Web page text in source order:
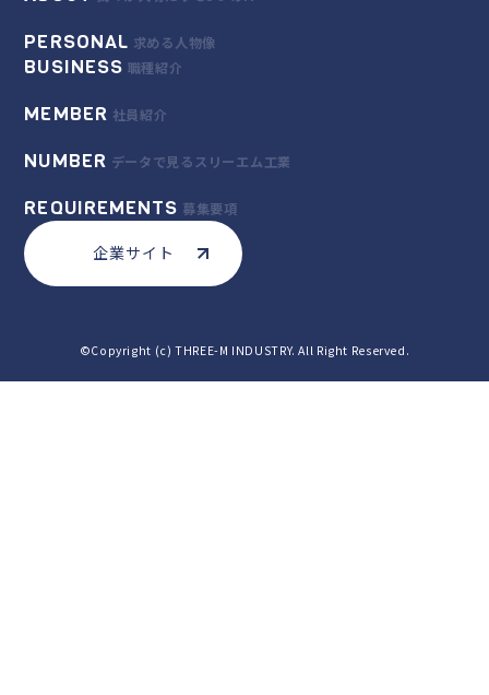
企業サイト
PERSONAL 求める人物像
BUSINESS 職種紹介
MEMBER 社員紹介
NUMBER データで見るスリーエム工業
REQUIREMENTS 募集要項
©Copyright (c) THREE-M INDUSTRY. All Right Reserved.